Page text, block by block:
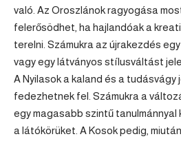
való. Az Oroszlánok ragyogása
felerősödhet, ha hajlandóak a
terelni. Számukra az újrakezdés
vagy egy látványos stílusváltást
A Nyilasok a kaland és a
fedezhetnek fel. Számukra a
egy magasabb szintű
a látókörüket. A Kosok pedig,